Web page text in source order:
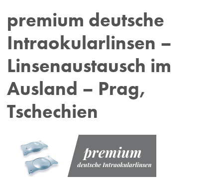
premium deutsche
Intraokularlinsen –
Linsenaustausch im
Ausland – Prag,
Tschechien